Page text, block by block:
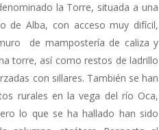
la Torre, situada a una
de Alba, con acceso muy difícil,
de mampostería de caliza y
torre, así como restos de ladrillo
con sillares. También se han
rurales en la vega del río Oca,
lo que se ha hallado han sido